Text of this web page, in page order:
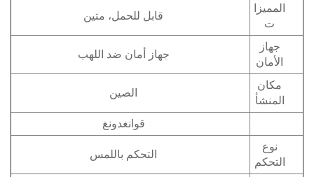
المميزا
ت
قابل للحمل، متين
جهاز
الأمان
جهاز أمان ضد اللهب
مكان
المنشأ
الصين
قوانغدونغ
نوع
التحكم
التحكم باللمس